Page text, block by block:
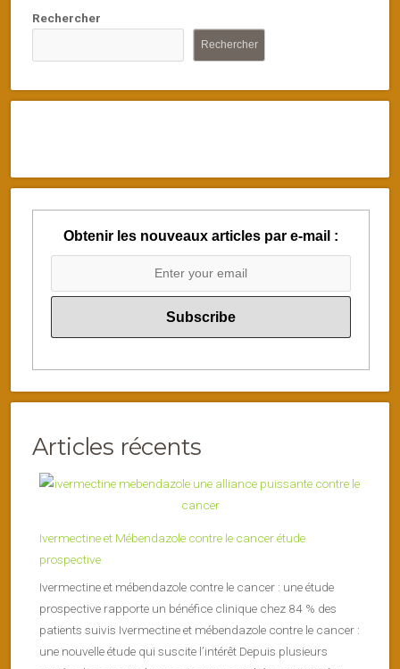
Rechercher
Rechercher
Obtenir les nouveaux articles par e-mail :
Articles récents
Ivermectine et Mébendazole contre le cancer étude
prospective
Ivermectine et mébendazole contre le cancer : une étude
prospective rapporte un bénéfice clinique chez 84 % des
patients suivis Ivermectine et mébendazole contre le cancer :
une nouvelle étude qui suscite l’intérêt Depuis plusieurs